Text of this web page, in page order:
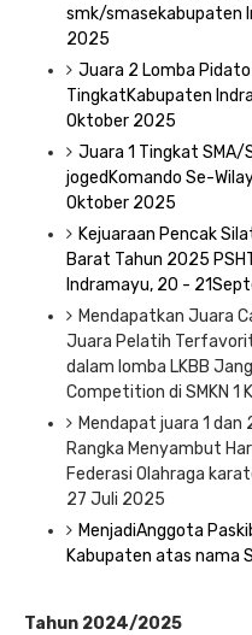
smk/smasekabupaten
2025
Juara 2 Lomba Pidato
TingkatKabupaten
Oktober 2025
Juara 1 Tingkat SMA/
jogedKomando Se-
Oktober 2025
Kejuaraan Pencak
Barat Tahun 2025
Indramayu, 20 -
Mendapatkan Juara
Juara Pelatih
dalam lomba LKBB
Competition di SMKN 1
Mendapat juara 1
Rangka Menyambut
Federasi Olahraga
27 Juli 2025
MenjadiAnggota
Kabupaten atas nama
Tahun 2024/2025